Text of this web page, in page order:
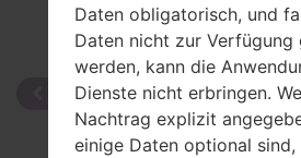
Daten obligatorisch, und
Daten nicht zur Verfügung
werden, kann die
Dienste nicht erbringen.
Nachtrag explizit
einige Daten optional sind,